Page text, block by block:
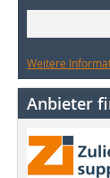
Weitere
Anbieter